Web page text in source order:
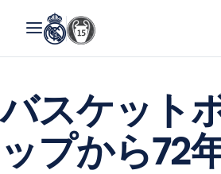
バスケット
ップから72